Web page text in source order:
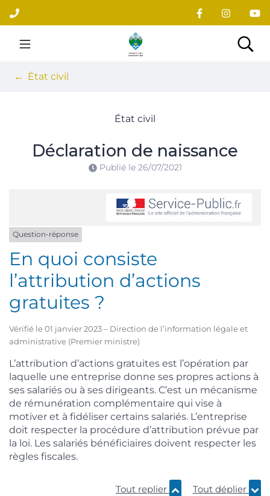
Aller
au
contenu
Site officiel du village
État civil
État civil
Déclaration de naissance
Publié le 26/07/2021
Question-réponse
En quoi consiste
l’attribution d’actions
gratuites ?
Vérifié le 01 janvier 2023 – Direction de l’information légale et
administrative (Premier ministre)
L’attribution d’actions gratuites est l’opération par
laquelle une entreprise donne ses propres actions à
ses salariés ou à ses dirigeants. C’est un mécanisme
de rémunération complémentaire qui vise à
motiver et à fidéliser certains salariés. L’entreprise
doit respecter la procédure d’attribution prévue par
la loi. Les salariés bénéficiaires doivent respecter les
règles fiscales.
Tout replier Tout déplier